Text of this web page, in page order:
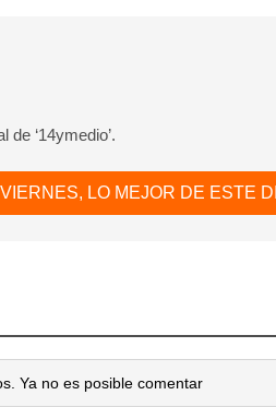
‘14ymedio’.
LO MEJOR DE ESTE
Ya no es posible comentar